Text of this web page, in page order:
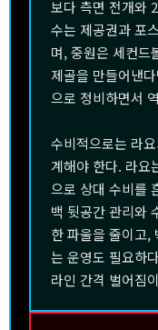
보다 측면 전개와
수는 제공권과 포
며, 중원은 세컨드
제골을 만들어낸
으로 정비하면서
수비적으로는 라
계해야 한다. 라요
으로 상대 수비를
백 뒷공간 관리와
한 파울을 줄이고,
는 운영도 필요하
라인 간격 벌어짐